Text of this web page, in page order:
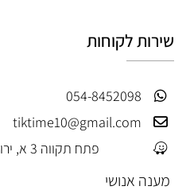
שירות לקוחות
054-8452098
tiktime10@gmail.com
פתח תקווה 3 א, ירושלים.
מענה אנושי